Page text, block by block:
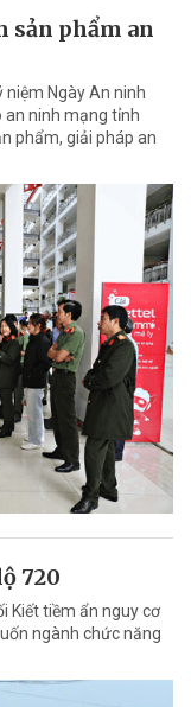
sản phẩm an
Ngày An ninh
an ninh mạng tỉnh
phẩm, giải pháp an
720
Kiết tiềm ẩn nguy cơ
ngành chức năng